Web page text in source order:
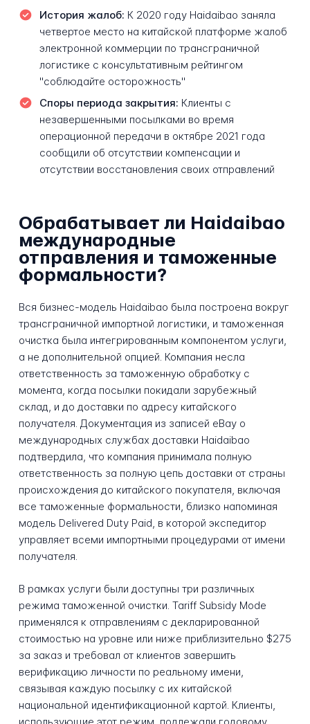
История жалоб: К 2020 году Haidaibao заняла
четвертое место на китайской платформе жалоб
электронной коммерции по трансграничной
логистике с консультативным рейтингом
"соблюдайте осторожность"
Споры периода закрытия: Клиенты с
незавершенными посылками во время
операционной передачи в октябре 2021 года
сообщили об отсутствии компенсации и
отсутствии восстановления своих отправлений
Обрабатывает ли Haidaibao
международные
отправления и таможенные
формальности?
Вся бизнес-модель Haidaibao была построена вокруг
трансграничной импортной логистики, и таможенная
очистка была интегрированным компонентом услуги,
а не дополнительной опцией. Компания несла
ответственность за таможенную обработку с
момента, когда посылки покидали зарубежный
склад, и до доставки по адресу китайского
получателя. Документация из записей eBay о
международных службах доставки Haidaibao
подтвердила, что компания принимала полную
ответственность за полную цепь доставки от страны
происхождения до китайского покупателя, включая
все таможенные формальности, близко напоминая
модель Delivered Duty Paid, в которой экспедитор
управляет всеми импортными процедурами от имени
получателя.
В рамках услуги были доступны три различных
режима таможенной очистки. Tariff Subsidy Mode
применялся к отправлениям с декларированной
стоимостью на уровне или ниже приблизительно $275
за заказ и требовал от клиентов завершить
верификацию личности по реальному имени,
связывая каждую посылку с их китайской
национальной идентификационной картой. Клиенты,